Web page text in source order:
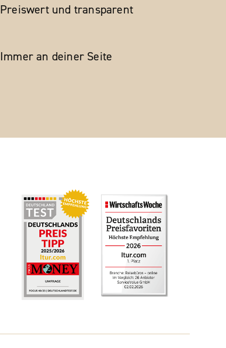
Preiswert und transparent
Immer an deiner Seite